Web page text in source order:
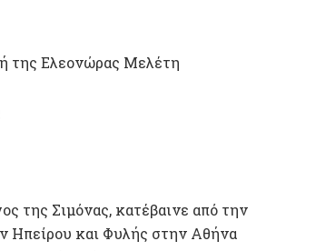
της Ελεονώρας Μελέτη
της Σιμόνας, κατέβαινε από την
Ηπείρου και Φυλής στην Αθήνα